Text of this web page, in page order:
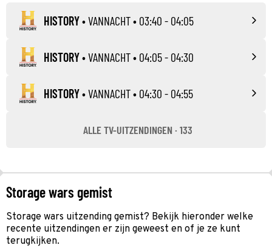
HISTORY•VANNACHT• 03:40 - 04:05
HISTORY•VANNACHT• 04:05 - 04:30
HISTORY•VANNACHT• 04:30 - 04:55
ALLE TV-UITZENDINGEN · 133
Storage wars gemist
Storage wars uitzending gemist? Bekijk hieronder welke
recente uitzendingen er zijn geweest en of je ze kunt
terugkijken.